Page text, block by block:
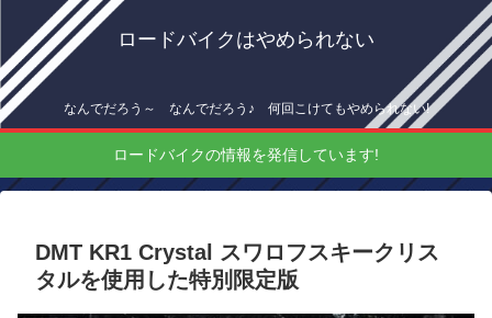
ロードバイクはやめられない
なんでだろう～ なんでだろう♪ 何回こけてもやめられない!
ロードバイクの情報を発信しています!
DMT KR1 Crystal スワロフスキークリス
タルを使用した特別限定版